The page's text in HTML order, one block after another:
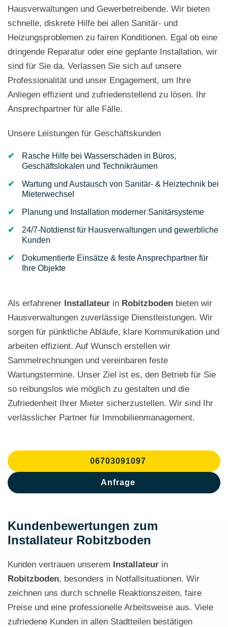
Hausverwaltungen und Gewerbetreibende. Wir bieten
schnelle, diskrete Hilfe bei allen Sanitär- und
Heizungsproblemen zu fairen Konditionen. Egal ob eine
dringende Reparatur oder eine geplante Installation, wir
sind für Sie da. Verlassen Sie sich auf unsere
Professionalität und unser Engagement, um Ihre
Anliegen effizient und zufriedenstellend zu lösen. Ihr
Ansprechpartner für alle Fälle.
Unsere Leistungen für Geschäftskunden
Rasche Hilfe bei Wasserschäden in Büros,
Geschäftslokalen und Technikräumen
Wartung und Austausch von Sanitär- & Heiztechnik bei
Mieterwechsel
Planung und Installation moderner Sanitärsysteme
24/7-Notdienst für Hausverwaltungen und gewerbliche
Kunden
Dokumentierte Einsätze & feste Ansprechpartner für
Ihre Objekte
Als erfahrener Installateur in Robitzboden bieten wir
Hausverwaltungen zuverlässige Dienstleistungen. Wir
sorgen für pünktliche Abläufe, klare Kommunikation und
arbeiten effizient. Auf Wunsch erstellen wir
Sammelrechnungen und vereinbaren feste
Wartungstermine. Unser Ziel ist es, den Betrieb für Sie
so reibungslos wie möglich zu gestalten und die
Zufriedenheit Ihrer Mieter sicherzustellen. Wir sind Ihr
verlässlicher Partner für Immobilienmanagement.
06703091097
Anfrage
Kundenbewertungen zum
Installateur Robitzboden
Kunden vertrauen unserem Installateur in
Robitzboden, besonders in Notfallsituationen. Wir
zeichnen uns durch schnelle Reaktionszeiten, faire
Preise und eine professionelle Arbeitsweise aus. Viele
zufriedene Kunden in allen Stadtteilen bestätigen